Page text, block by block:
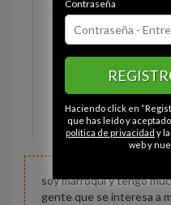
Estado civil:
Ojos: Verde-gris
Constitución: Delicado
Altura: 183 cm
Peso: 72 kg
soy marroquí y tengo
gente que se interesa a
Contraseña
Haciendo click en
que has leído y
política de privacidad y la
web y